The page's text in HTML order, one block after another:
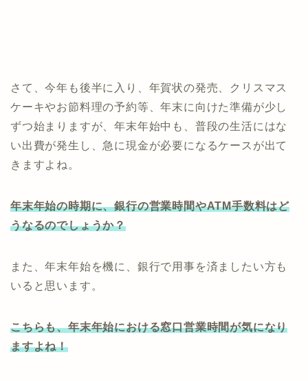
さて、今年も後半に入り、年賀状の発売、クリスマス
ケーキやお節料理の予約等、年末に向けた準備が少し
ずつ始まりますが、年末年始中も、普段の生活にはな
い出費が発生し、急に現金が必要になるケースが出て
きますよね。
年末年始の時期に、銀行の営業時間やATM手数料はど
うなるのでしょうか？
また、年末年始を機に、銀行で用事を済ましたい方も
いると思います。
こちらも、年末年始における窓口営業時間が気になり
ますよね！